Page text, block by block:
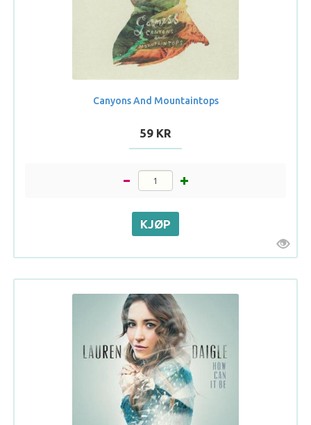
Canyons And Mountaintops
59 KR